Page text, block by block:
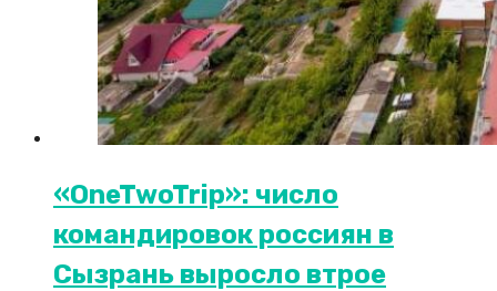
«OneTwoTrip»: число
командировок россиян в
Сызрань выросло втрое